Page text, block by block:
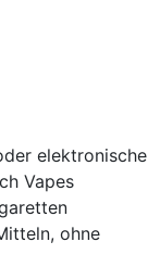
elektronische
Vapes
ohne